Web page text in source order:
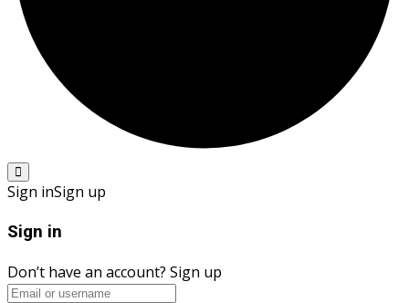
Sign inSign up
Sign in
Don’t have an account? Sign up